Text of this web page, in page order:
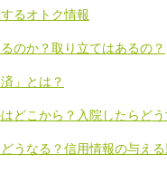
るオトク情報
のか？取り立てはあるの？
」とは？
どこから？入院したらどう
うなる？信用情報の与え